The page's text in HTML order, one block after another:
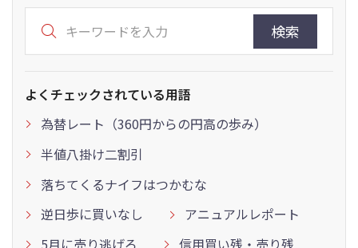
検索
よくチェックされている用語
為替レート（360円からの円高の歩み）
半値八掛け二割引
落ちてくるナイフはつかむな
逆日歩に買いなし
アニュアルレポート
5月に売り逃げろ
信用買い残・売り残